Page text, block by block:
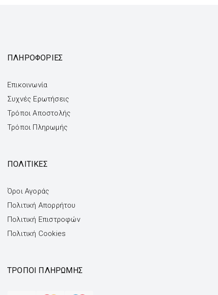
ΠΛΗΡΟΦΟΡΙΕΣ
Επικοινωνία
Συχνές Ερωτήσεις
Τρόποι Αποστολής
Τρόποι Πληρωμής
ΠΟΛΙΤΙΚΕΣ
Όροι Αγοράς
Πολιτική Απορρήτου
Πολιτική Επιστροφών
Πολιτική Cookies
ΤΡΌΠΟΙ ΠΛΗΡΩΜΉΣ